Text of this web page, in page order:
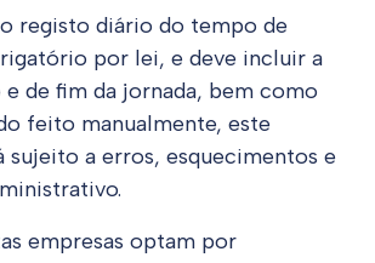
registo diário do tempo de
por lei, e deve incluir a
de fim da jornada, bem como
feito manualmente, este
sujeito a erros, esquecimentos e
empresas optam por